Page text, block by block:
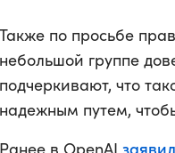
Также по просьбе
небольшой группе
подчеркивают, что
надежным путем,
Ранее в OpenAI